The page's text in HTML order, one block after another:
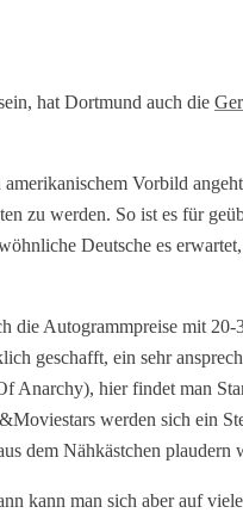
hat Dortmund auch die
Vorbild
zu werden. So ist es für
Deutsche es
Autogrammpreise mit 20-
geschafft, ein sehr
Anarchy), hier findet man
werden sich ein
dem Nähkästchen plaudern
kann man sich aber auf